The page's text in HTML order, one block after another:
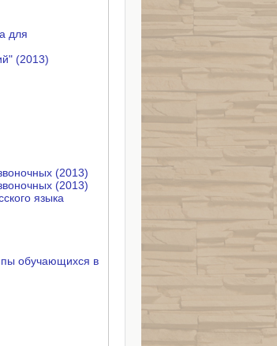
для
(2013)
(2013)
(2013)
языка
обучающихся в